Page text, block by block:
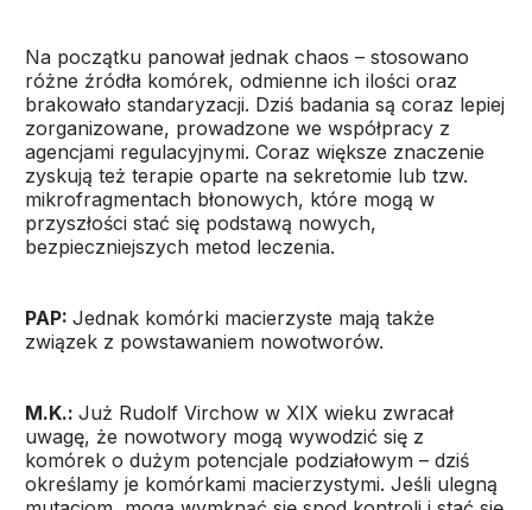
Na początku panował jednak chaos – stosowano
różne źródła komórek, odmienne ich ilości oraz
brakowało standaryzacji. Dziś badania są coraz lepiej
zorganizowane, prowadzone we współpracy z
agencjami regulacyjnymi. Coraz większe znaczenie
zyskują też terapie oparte na sekretomie lub tzw.
mikrofragmentach błonowych, które mogą w
przyszłości stać się podstawą nowych,
bezpieczniejszych metod leczenia.
PAP: Jednak komórki macierzyste mają także
związek z powstawaniem nowotworów.
M.K.: Już Rudolf Virchow w XIX wieku zwracał
uwagę, że nowotwory mogą wywodzić się z
komórek o dużym potencjale podziałowym – dziś
określamy je komórkami macierzystymi. Jeśli ulegną